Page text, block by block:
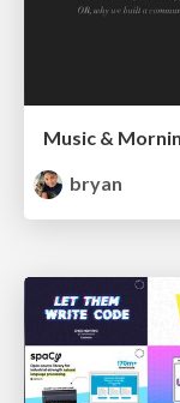
Music &
bryan